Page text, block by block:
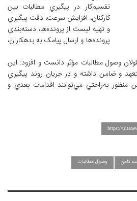
تقسيم‌کار در پيگيري مطالبات بين
کارکنان، افزايش سرعت، دقت پيگيري
و تهيه ليست از پرونده‌ها، دسته‌بندي
پرونده‌ها و ارسال پيامک به بدهکاران،
وصول مطالبات مؤثر دانست و افزود: اين
و ضامن داشته و در جريان روند پيگيري
منظور به‌راحتي مي‌توانند اقدامات بعدي و
https://
ثامن وصول مطالبات